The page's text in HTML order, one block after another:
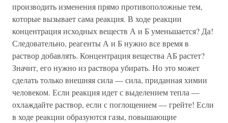
производить изменения прямо противоположные тем,
которые вызывает сама реакция. В ходе реакции
концентрация исходных веществ А и Б уменьшается? Да!
Следовательно, реагенты А и Б нужно все время в
раствор добавлять. Концентрация вещества АБ растет?
Значит, его нужно из раствора убирать. Но это может
сделать только внешняя сила — сила, приданная химии
человеком. Если реакция идет с выделением тепла —
охлаждайте раствор, если с поглощением — грейте! Если
в ходе реакции образуются газы, повышающие